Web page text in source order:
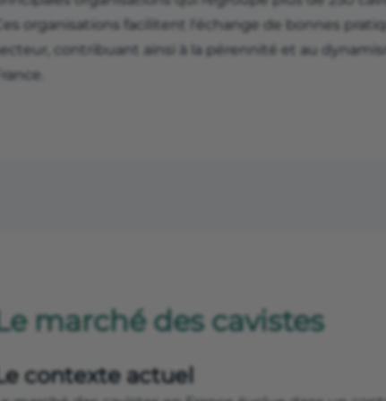
organisations facilitent l'échange de bonnes
contribuant ainsi à la pérennité et au
marché des cavistes
contexte actuel